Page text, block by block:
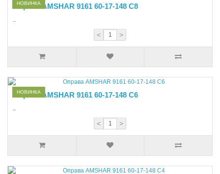
НОВИНКА
Оправа AMSHAR 9161 60-17-148 С8
..
< >
НОВИНКА
Оправа AMSHAR 9161 60-17-148 С6
..
< >